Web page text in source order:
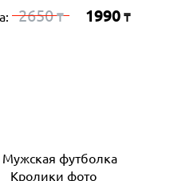
2650₸ 1990 ₸